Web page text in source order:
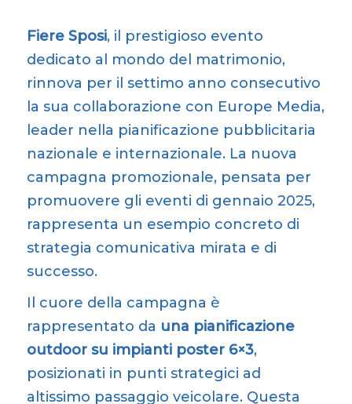
promuovere gli eventi di gennaio 2025,
rappresenta un esempio concreto di
strategia comunicativa mirata e di
successo.
Il cuore della campagna è
rappresentato dauna pianificazione
outdoor su impianti poster 6×3 ,
posizionati in punti strategici ad
altissimo passaggio veicolare. Questa
scelta permette di massimizzare la
pubblico, assicurando una copertura
capillare nelle aree di maggiore
interesse.
Europe Media, grazie alla sua